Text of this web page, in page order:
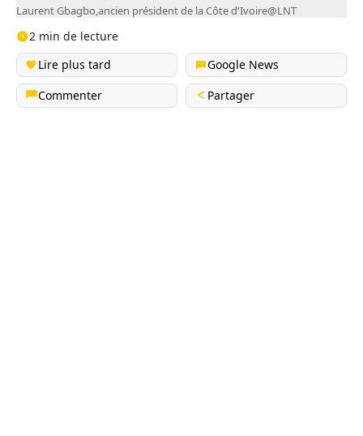
Laurent Gbagbo,ancien président de la Côte d'Ivoire@LNT
2 min de lecture
Lire plus tard
Google News
Commenter
Partager